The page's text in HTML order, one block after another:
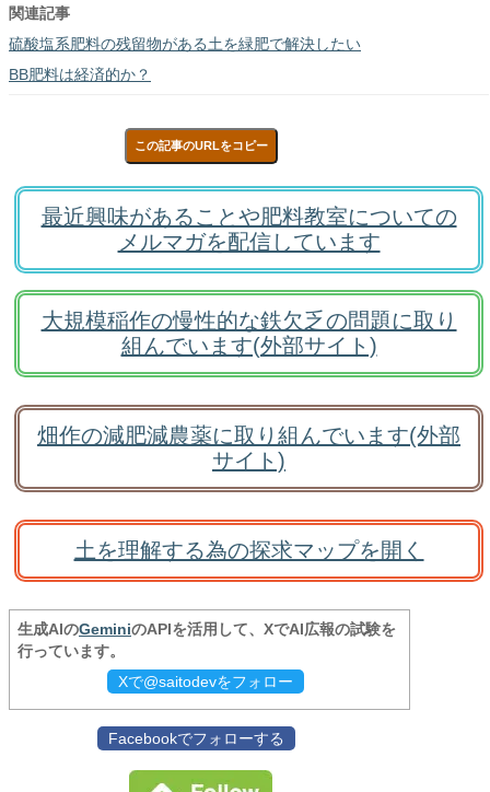
関連記事
硫酸塩系肥料の残留物がある土を緑肥で解決したい
BB肥料は経済的か？
この記事のURLをコピー
最近興味があることや肥料教室についての
メルマガを配信しています
大規模稲作の慢性的な鉄欠乏の問題に取り
組んでいます(外部サイト)
畑作の減肥減農薬に取り組んでいます(外部
サイト)
土を理解する為の探求マップを開く
生成AIのGeminiのAPIを活用して、XでAI広報の試験を
行っています。
Xで@saitodevをフォロー
Facebookでフォローする